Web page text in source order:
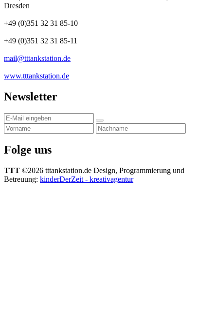
Dresden
+49 (0)351 32 31 85-10
+49 (0)351 32 31 85-11
mail@tttankstation.de
www.tttankstation.de
Newsletter
Folge uns
TTT ©2026 tttankstation.de Design, Programmierung und
Betreuung: kinderDerZeit - kreativagentur